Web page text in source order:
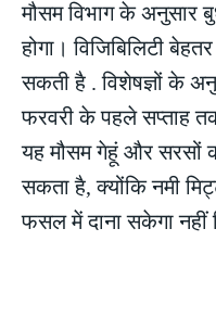
मौसम विभाग के अनुसार
होगा। विजिबिलिटी
सकती है . विशेषज्ञों के
फरवरी के पहले सप्ताह
यह मौसम गेहूं और सरसों
सकता है, क्योंकि नमी
फसल में दाना सकेगा नहीं